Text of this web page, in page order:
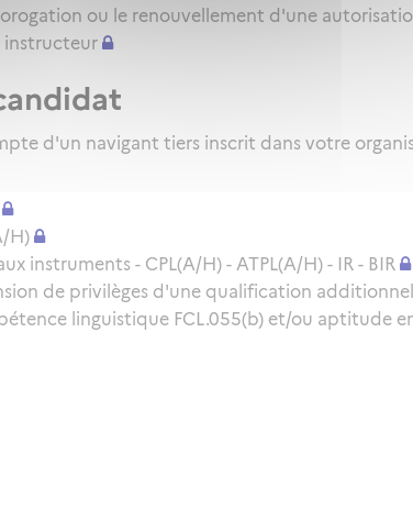
ou le renouvellement d'une
instructeur
d'un navigant tiers inscrit dans votre
H)
instruments - CPL(A/H) - ATPL(A/H) - IR - BIR
de privilèges d'une qualification
linguistique FCL.055(b) et/ou aptitude